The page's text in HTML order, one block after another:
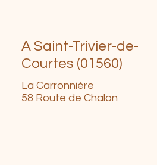
A Saint-Trivier-de-
Courtes (01560)
La Carronnière
58 Route de Chalon